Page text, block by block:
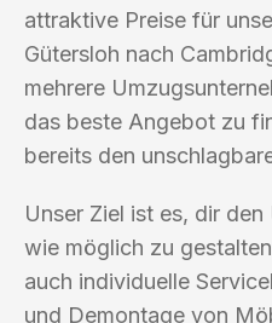
attraktive Preise für
Gütersloh nach
mehrere
das beste Angebot zu
bereits den
Unser Ziel ist es, dir
wie möglich zu
auch individuelle
und Demontage von